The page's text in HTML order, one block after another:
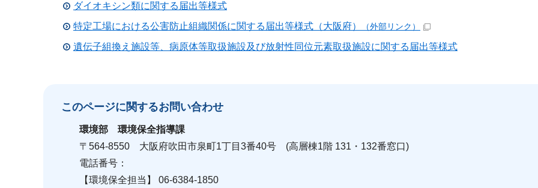
ダイオキシン類に関する届出等様式
特定工場における公害防止組織関係に関する届出等様式（大阪府）
（外部リンク）
遺伝子組換え施設等、病原体等取扱施設及び放射性同位元素取扱施設に関する届出等様式
このページに関するお問い合わせ
環境部 環境保全指導課
〒564-8550 大阪府吹田市泉町1丁目3番40号 (高層棟1階 131・132番窓口)
電話番号：
【環境保全担当】 06-6384-1850